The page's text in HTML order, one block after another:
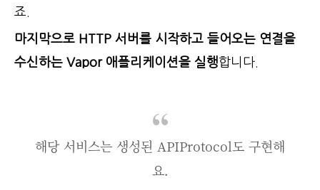
죠.
마지막으로 HTTP 서버를 시작하고 들어오는 연결을
수신하는 Vapor 애플리케이션을 실행합니다.
해당 서비스는 생성된 APIProtocol도 구현해
요.